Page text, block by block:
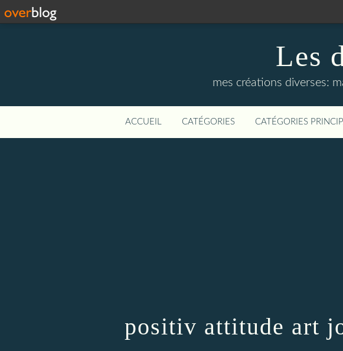
Les
mes créations diverses:
ACCUEIL CATÉGORIES CATÉGORIES
positiv attitude art